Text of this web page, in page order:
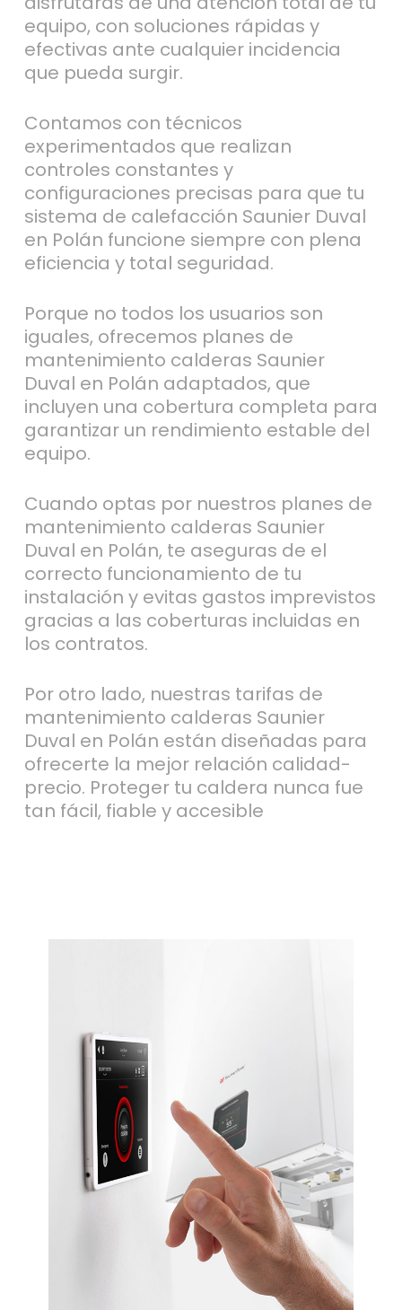
equipo, con soluciones rápidas y
efectivas ante cualquier incidencia
que pueda surgir.
Contamos con técnicos
experimentados que realizan
controles constantes y
configuraciones precisas para que tu
sistema de calefacción Saunier Duval
en Polán funcione siempre con plena
eficiencia y total seguridad.
Porque no todos los usuarios son
iguales, ofrecemos planes de
mantenimiento calderas Saunier
Duval en Polán adaptados, que
incluyen una cobertura completa para
garantizar un rendimiento estable del
equipo.
Cuando optas por nuestros planes de
mantenimiento calderas Saunier
Duval en Polán, te aseguras de el
correcto funcionamiento de tu
instalación y evitas gastos imprevistos
gracias a las coberturas incluidas en
los contratos.
Por otro lado, nuestras tarifas de
mantenimiento calderas Saunier
Duval en Polán están diseñadas para
ofrecerte la mejor relación calidad-
precio. Proteger tu caldera nunca fue
tan fácil, fiable y accesible